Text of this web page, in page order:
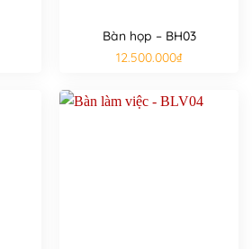
Bàn họp – BH03
12.500.000₫